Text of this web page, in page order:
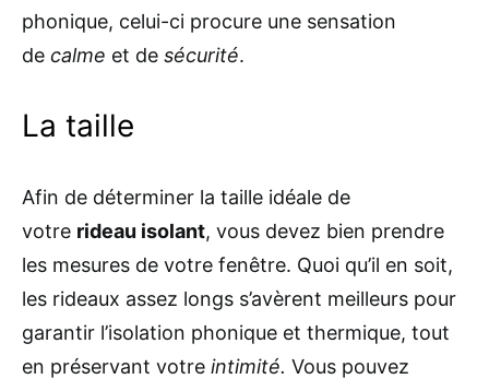
phonique, celui-ci procure une sensation
de calme et de sécurité.
La taille
Afin de déterminer la taille idéale de
votre rideau isolant, vous devez bien prendre
les mesures de votre fenêtre. Quoi qu’il en soit,
les rideaux assez longs s’avèrent meilleurs pour
garantir l’isolation phonique et thermique, tout
en préservant votre intimité. Vous pouvez